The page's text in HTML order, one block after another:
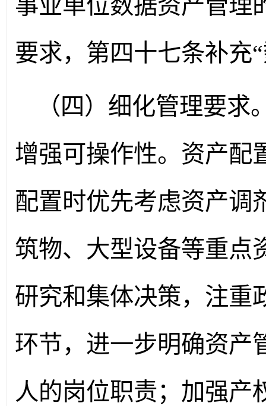
事业单位数据资产管理
要求，第四十七条补充
（四）细化管理要
增强可操作性。资产配
配置时优先考虑资产调
筑物、大型设备等重点
研究和集体决策，注重
环节，进一步明确资产
人的岗位职责；加强产